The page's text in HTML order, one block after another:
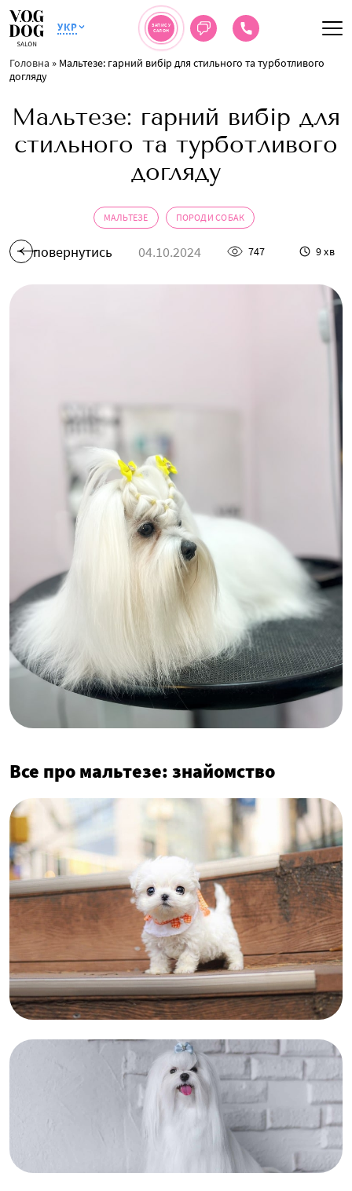
УКР
ЗАПИС У
САЛОН
Головна » Мальтезе: гарний вибір для стильного та турботливого
догляду
Мальтезе: гарний вибір для
стильного та турботливого
догляду
МАЛЬТЕЗЕ ПОРОДИ СОБАК
повернутись 04.10.2024 747 9 хв
Все про мальтезе: знайомство